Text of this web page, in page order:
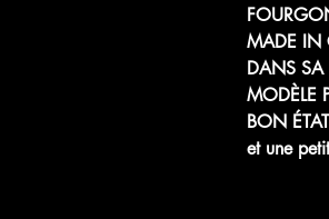
MADE IN
DANS
MODÈLE
BON
et une